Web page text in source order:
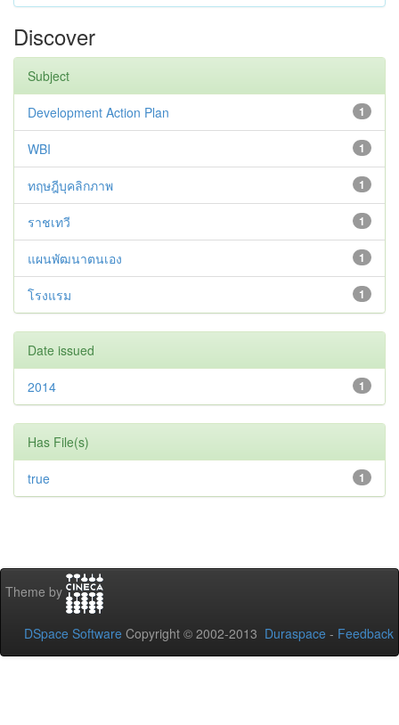
Discover
Subject
1
Development Action Plan
1
WBI
1
ทฤษฎีบุคลิกภาพ
1
ราชเทวี
1
แผนพัฒนาตนเอง
1
โรงแรม
Date issued
1
2014
Has File(s)
1
true
Theme by
DSpace Software Copyright © 2002-2013 Duraspace - Feedback